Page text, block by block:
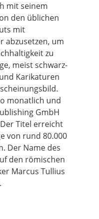
mit seinem
den üblichen
mit
abzusetzen, um
zu
meist schwarz-
Karikaturen
monatlich und
GmbH
Titel erreicht
von rund 80.000
Der Name des
den römischen
Marcus Tullius